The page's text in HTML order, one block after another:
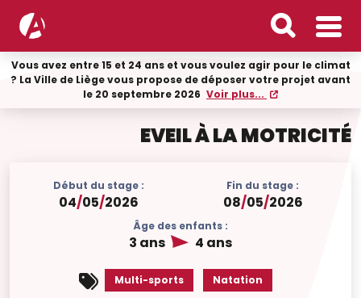
Vous avez entre 15 et 24 ans et vous voulez agir pour le climat
? La Ville de Liège vous propose de déposer votre projet avant
le 20 septembre 2026 Voir plus...
EVEIL À LA MOTRICITÉ
Début du stage :
04/05/2026
Fin du stage :
08/05/2026
Âge des enfants :
3 ans 4 ans
Multi-sports Natation